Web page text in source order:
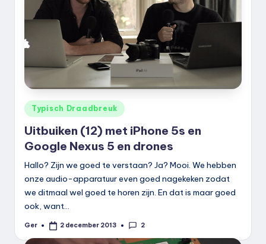
Geplaatst
in
Typisch Draadbreuk
Uitbuiken (12) met iPhone 5s en
Google Nexus 5 en drones
Hallo? Zijn we goed te verstaan? Ja? Mooi. We hebben
onze audio-apparatuur even goed nagekeken zodat
we ditmaal wel goed te horen zijn. En dat is maar goed
ook, want…
Geplaatst
Ger 2 december 2013 2